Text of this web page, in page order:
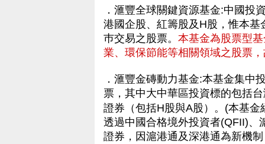
．滙豐全球關鍵資源基金:中國投
港國企股、紅籌股及H股，惟本
巿交易之股票。 本基金為股票型
業、環保節能等相關領域之股票
．滙豐金磚動力基金:本基金集中
票，其中大中華區投資標的包括
證券（包括H股與A股）。(本基金
透過中國合格境外投資者(QFII)、
證券，因滬港通及深港通為新機